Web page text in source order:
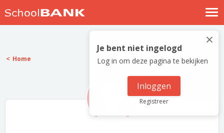
Nostalgische verhalen
Log in
Meld je gratis aan
×
Je bent niet ingelogd
Log in om deze pagina te bekijken
Inloggen
Registreer
Home